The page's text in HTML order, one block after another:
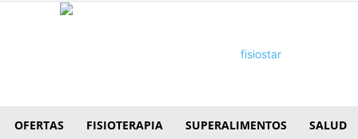
OFERTAS FISIOTERAPIA SUPERALIMENTOS SALUD